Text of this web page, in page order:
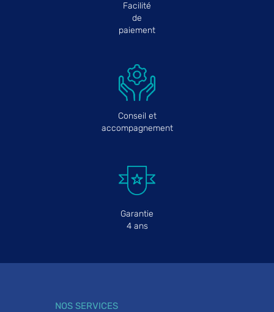
Facilité
de
paiement
Conseil et
accompagnement
Garantie
4 ans
NOS SERVICES